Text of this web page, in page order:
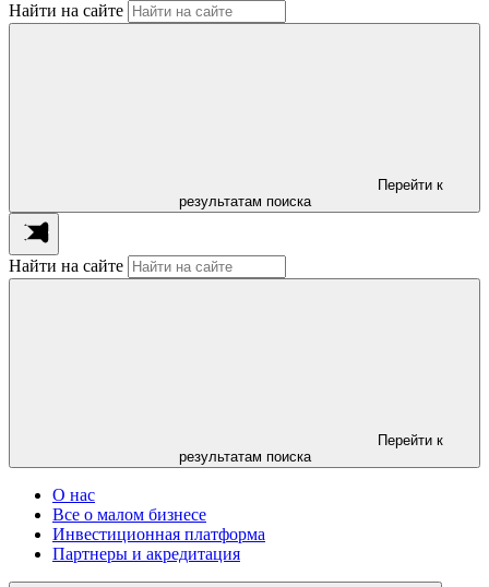
Найти на сайте
Перейти к
результатам поиска
Найти на сайте
Перейти к
результатам поиска
О нас
Все о малом бизнесе
Инвестиционная платформа
Партнеры и акредитация